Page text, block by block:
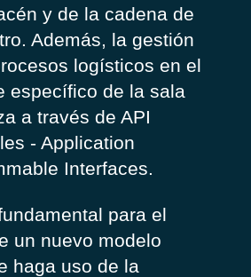
y de la cadena de
Además, la gestión
logísticos en el
específico de la sala
a través de API
- Application
Interfaces.
para el
un nuevo modelo
haga uso de la